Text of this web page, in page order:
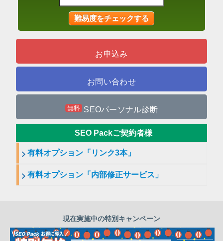
お申込み
お問い合わせ
無料 SEOパーソナル診断
SEO Packご契約者様
有料オプション「リンク3本」
有料オプション「内部修正サービス」
現在実施中の特別キャンペーン